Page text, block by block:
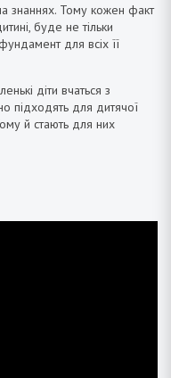
знаннях. Тому кожен факт
буде не тільки
для всіх її
діти вчаться з
підходять для дитячої
й стають для них